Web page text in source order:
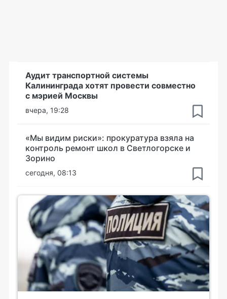
Аудит транспортной системы
Калининграда хотят провести совместно
с мэрией Москвы
вчера, 19:28
«Мы видим риски»: прокуратура взяла на
контроль ремонт школ в Светлогорске и
Зорино
сегодня, 08:13